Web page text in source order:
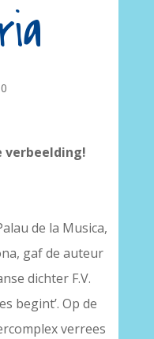
verbeelding!
de la Musica,
gaf de auteur
dichter F.V.
begint’. Op de
verrees